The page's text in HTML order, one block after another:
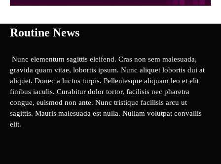
Routine News
Nunc elementum sagittis eleifend. Cras non sem malesuada,
gravida quam vitae, lobortis ipsum. Nunc aliquet lobortis dui at
aliquet. Donec a luctus turpis. Pellentesque aliquam leo et elit
finibus iaculis. Curabitur dolor tortor, facilisis nec pharetra
congue, euismod non ante. Nunc tristique facilisis arcu ut
sagittis. Mauris malesuada est nulla. Nullam volutpat convallis
elit.